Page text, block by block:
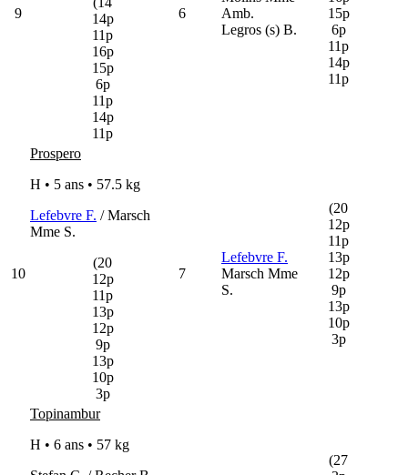
9
14p
11p
16p
15p
6p
11p
14p
11p
6
Amb.
Legros (s) B.
15p
6p
11p
14p
11p
10
Prospero
H • 5 ans • 57.5 kg
Lefebvre F. / Marsch
Mme S.
(20
12p
11p
13p
12p
9p
13p
10p
3p
7
Lefebvre F.
Marsch Mme
S.
(20
12p
11p
13p
12p
9p
13p
10p
3p
Topinambur
H • 6 ans • 57 kg
(27